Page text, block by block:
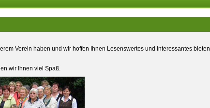
Verein haben und wir hoffen Ihnen Lesenswertes und Interessantes bieten
wir Ihnen viel Spaß.